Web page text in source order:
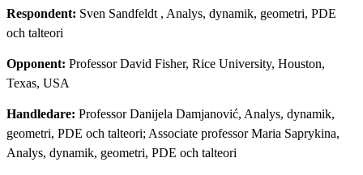
Respondent: Sven Sandfeldt , Analys, dynamik, geometri, PDE
och talteori
Opponent: Professor David Fisher, Rice University, Houston,
Texas, USA
Handledare: Professor Danijela Damjanović, Analys, dynamik,
geometri, PDE och talteori; Associate professor Maria Saprykina,
Analys, dynamik, geometri, PDE och talteori